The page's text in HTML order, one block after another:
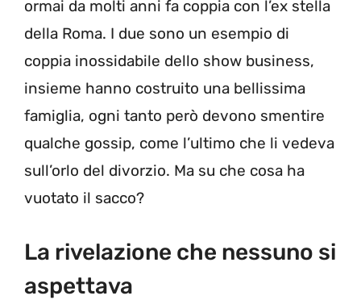
ormai da molti anni fa coppia con l’ex stella
della Roma. I due sono un esempio di
coppia inossidabile dello show business,
insieme hanno costruito una bellissima
famiglia, ogni tanto però devono smentire
qualche gossip, come l’ultimo che li vedeva
sull’orlo del divorzio. Ma su che cosa ha
vuotato il sacco?
La rivelazione che nessuno si
aspettava